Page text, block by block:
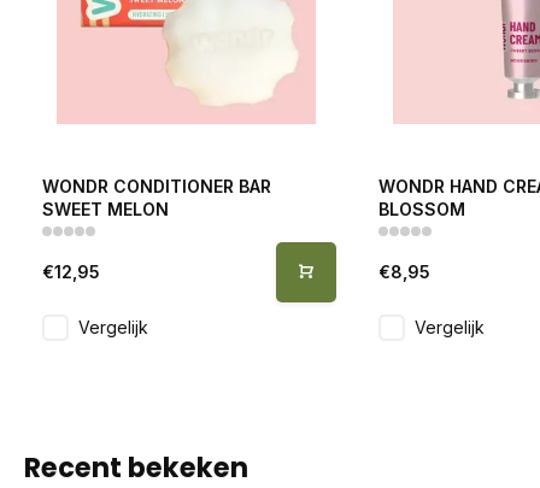
WONDR CONDITIONER BAR
SWEET MELON
€12,95
Vergelijk
WONDR HAND
BLOSSOM
€8,95
Vergelijk
Recent bekeken